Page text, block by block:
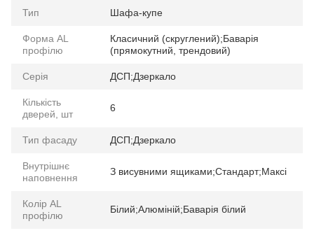
Тип Шафа-купе
Форма AL
профілю
Класичний (скруглений);Баварія
(прямокутний, трендовий)
Серія ДСП;Дзеркало
Кількість
дверей, шт
6
Тип фасаду ДСП;Дзеркало
Внутрішнє
наповнення
З висувними ящиками;Стандарт;Максі
Колір AL
профілю
Білий;Алюміній;Баварія білий